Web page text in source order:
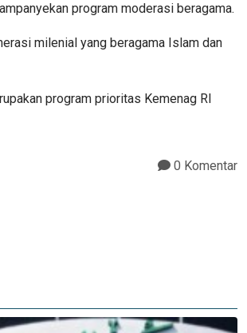
program moderasi beragama.
milenial yang beragama Islam dan
program prioritas Kemenag RI
0 Komentar